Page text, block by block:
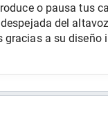
o pausa tus
del
a su diseño